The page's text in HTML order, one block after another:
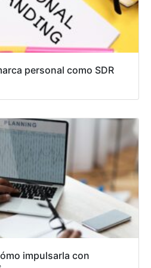
personal como SDR
impulsarla con